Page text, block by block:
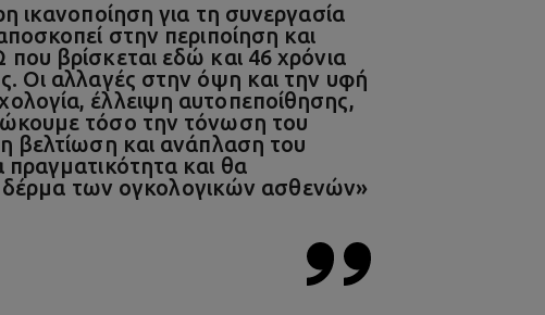
ικανοποίηση για τη συνεργασία
στην περιποίηση και
βρίσκεται εδώ και 46 χρόνια
Οι αλλαγές στην όψη και την υφή
έλλειψη αυτοπεποίθησης,
τόσο την τόνωση του
βελτίωση και ανάπλαση του
και θα
δέρμα των ογκολογικών ασθενών»